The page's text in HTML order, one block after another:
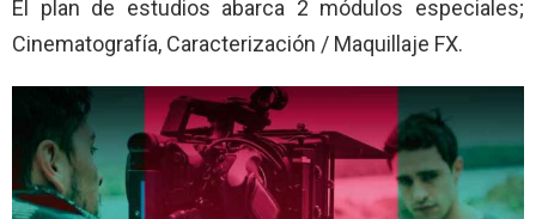
El plan de estudios abarca 2 módulos especiales;
Cinematografía, Caracterización / Maquillaje FX.